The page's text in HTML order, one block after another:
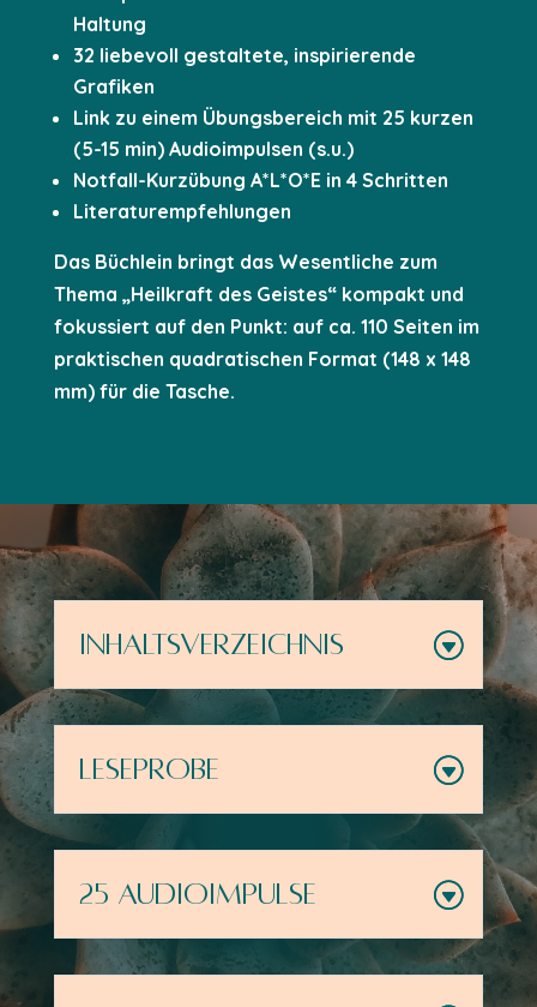
Haltung
32 liebevoll gestaltete, inspirierende
Grafiken
Link zu einem Übungsbereich mit 25 kurzen
(5-15 min) Audioimpulsen (s.u.)
Notfall-Kurzübung A*L*O*E in 4 Schritten
Literaturempfehlungen
Das Büchlein bringt das Wesentliche zum
Thema „Heilkraft des Geistes“ kompakt und
fokussiert auf den Punkt: auf ca. 110 Seiten im
praktischen quadratischen Format (148 x 148
mm) für die Tasche.
Inhaltsverzeichnis
Leseprobe
25 Audioimpulse